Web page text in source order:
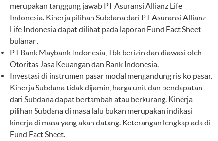
merupakan tanggung jawab PT Asuransi Allianz Life
Indonesia. Kinerja pilihan Subdana dari PT Asuransi Allianz
Life Indonesia dapat dilihat pada laporan Fund Fact Sheet
bulanan.
PT Bank Maybank Indonesia, Tbk berizin dan diawasi oleh
Otoritas Jasa Keuangan dan Bank Indonesia.
Investasi di instrumen pasar modal mengandung risiko pasar.
Kinerja Subdana tidak dijamin, harga unit dan pendapatan
dari Subdana dapat bertambah atau berkurang. Kinerja
pilihan Subdana di masa lalu bukan merupakan indikasi
kinerja di masa yang akan datang. Keterangan lengkap ada di
Fund Fact Sheet.